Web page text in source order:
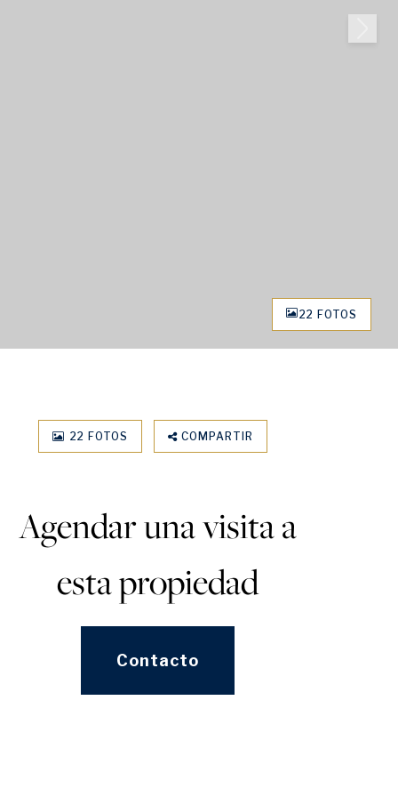
22 FOTOS
22 FOTOS COMPARTIR
Agendar una visita a
esta propiedad
Contacto